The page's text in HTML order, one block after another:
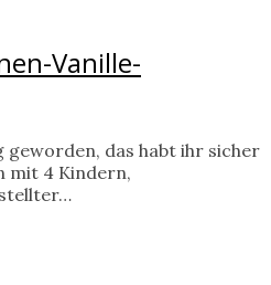
Vanille-
geworden, das habt ihr sicher
mit 4 Kindern,